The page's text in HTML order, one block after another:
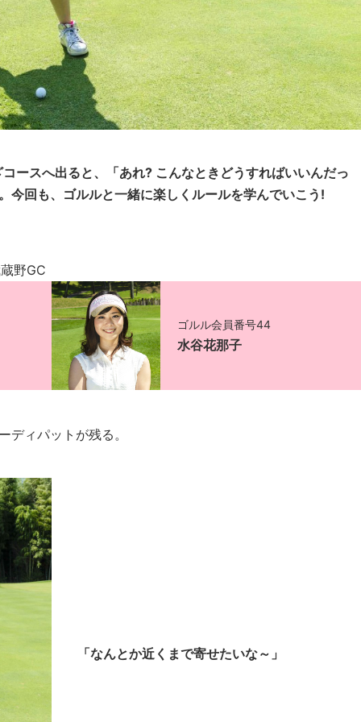
ースへ出ると、「あれ? こんなときどうすればいいんだっ
回も、ゴルルと一緒に楽しくルールを学んでいこう!
野GC
ゴルル会員番号44
水谷花那子
ディパットが残る。
「なんとか近くまで寄せたいな～」